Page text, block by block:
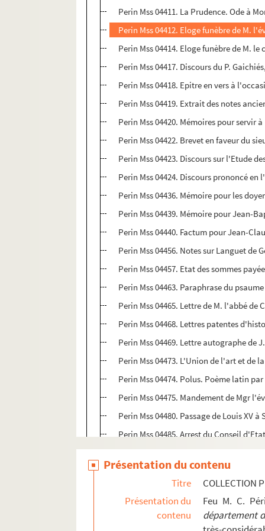
Perin Mss 04411. La Prudence. Ode à
Perin Mss 04412. Eloge funèbre de M.
Perin Mss 04414. Eloge funèbre de M.
Perin Mss 04417. Discours du P.
Perin Mss 04418. Epitre en vers à
Perin Mss 04419. Extrait des notes
Perin Mss 04420. Mémoires pour servir
Perin Mss 04422. Brevet en faveur du
Perin Mss 04423. Discours sur l'Etude
Perin Mss 04424. Discours prononcé
Perin Mss 04436. Mémoire pour les
Perin Mss 04439. Mémoire pour Jean-
Perin Mss 04440. Factum pour Jean-
Perin Mss 04456. Notes sur Languet de
Perin Mss 04457. Etat des sommes
Perin Mss 04463. Paraphrase du
Perin Mss 04465. Lettre de M. l'abbé
Perin Mss 04468. Lettres patentes
Perin Mss 04469. Lettre autographe de
Perin Mss 04473. L'Union de l'art et de
Perin Mss 04474. Polus. Poème latin
Perin Mss 04475. Mandement de Mgr
Perin Mss 04480. Passage de Louis XV
Perin Mss 04485. Arrest du Conseil
Perin Mss 04488. Quittance délivrée
Perin Mss 04489. Discours envoyé à
Perin Mss 04491. Discours sur la
Perin Mss 04492 GF. Ordonnance de
Perin Mss 04493. Deux lettres
Présentation du contenu
Titre
COLLECTION
Présentation du
contenu
Feu M. C.
département